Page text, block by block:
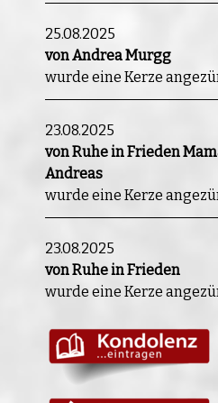
25.08.2025
von Andrea Murgg
wurde eine Kerze
23.08.2025
von Ruhe in Frieden
Andreas
wurde eine Kerze
23.08.2025
von Ruhe in Frieden
wurde eine Kerze